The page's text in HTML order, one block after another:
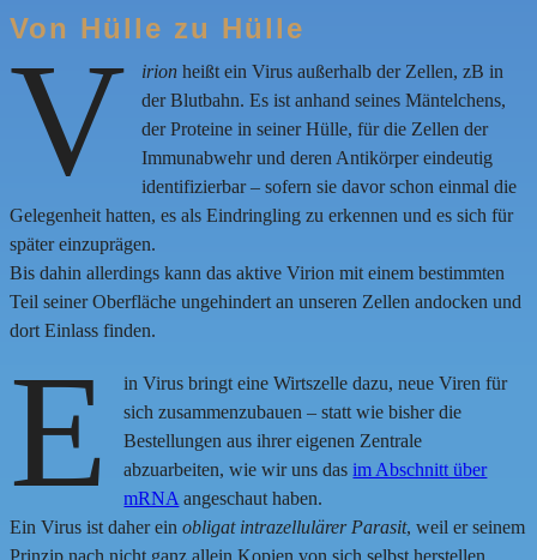
Von Hülle zu Hülle
V irion heißt ein Virus außerhalb der Zellen, zB in
der Blutbahn. Es ist anhand seines Mäntelchens,
der Proteine in seiner Hülle, für die Zellen der
Immunabwehr und deren Antikörper eindeutig
identifizierbar – sofern sie davor schon einmal die
Gelegenheit hatten, es als Eindringling zu erkennen und es sich für
später einzuprägen.
Bis dahin allerdings kann das aktive Virion mit einem bestimmten
Teil seiner Oberfläche ungehindert an unseren Zellen andocken und
dort Einlass finden.
E
in Virus bringt eine Wirtszelle dazu, neue Viren für
sich zusammenzubauen – statt wie bisher die
Bestellungen aus ihrer eigenen Zentrale
abzuarbeiten, wie wir uns dasim Abschnitt über
mRNA angeschaut haben.
Ein Virus ist daher ein obligat intrazellulärer Parasit, weil er seinem
Prinzip nach nicht ganz allein Kopien von sich selbst herstellen